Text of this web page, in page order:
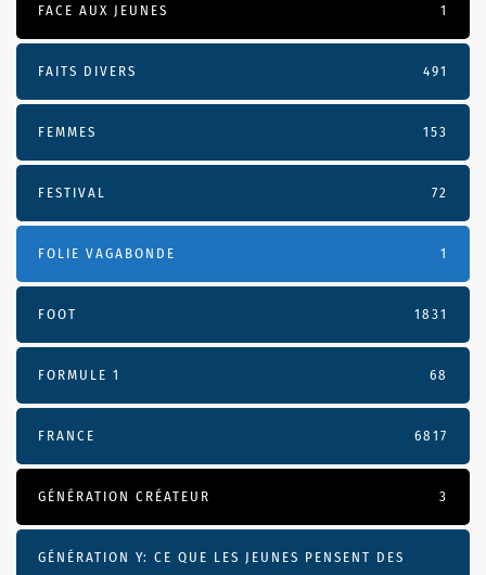
FACE AUX JEUNES 1
FAITS DIVERS 491
FEMMES 153
FESTIVAL 72
FOLIE VAGABONDE 1
FOOT 1831
FORMULE 1 68
FRANCE 6817
GÉNÉRATION CRÉATEUR 3
GÉNÉRATION Y: CE QUE LES JEUNES PENSENT DES